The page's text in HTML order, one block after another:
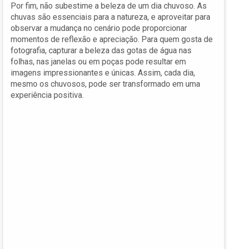
Por fim, não subestime a beleza de um dia chuvoso. As
chuvas são essenciais para a natureza, e aproveitar para
observar a mudança no cenário pode proporcionar
momentos de reflexão e apreciação. Para quem gosta de
fotografia, capturar a beleza das gotas de água nas
folhas, nas janelas ou em poças pode resultar em
imagens impressionantes e únicas. Assim, cada dia,
mesmo os chuvosos, pode ser transformado em uma
experiência positiva.